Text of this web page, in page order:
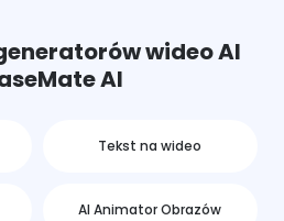
wideo AI
AI
Tekst na wideo
AI Animator Obrazów